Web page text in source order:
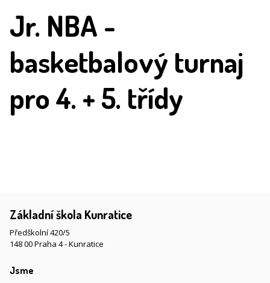
Jr. NBA -
basketbalový turnaj
pro 4. + 5. třídy
Základní škola Kunratice
Předškolní 420/5
148 00 Praha 4 - Kunratice
Jsme